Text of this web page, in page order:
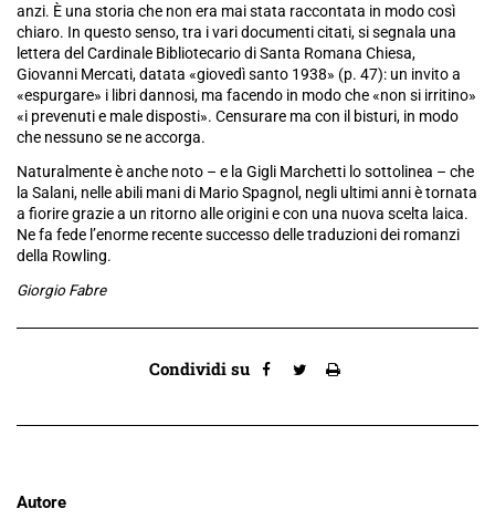
Autore
Condividi su
anzi. È una storia che non era mai stata raccontata in modo così
chiaro. In questo senso, tra i vari documenti citati, si segnala una
lettera del Cardinale Bibliotecario di Santa Romana Chiesa,
Giovanni Mercati, datata «giovedì santo 1938» (p. 47): un invito a
«espurgare» i libri dannosi, ma facendo in modo che «non si irritino»
«i prevenuti e male disposti». Censurare ma con il bisturi, in modo
che nessuno se ne accorga.
Naturalmente è anche noto – e la Gigli Marchetti lo sottolinea – che
la Salani, nelle abili mani di Mario Spagnol, negli ultimi anni è tornata
a fiorire grazie a un ritorno alle origini e con una nuova scelta laica.
Ne fa fede l’enorme recente successo delle traduzioni dei romanzi
della Rowling.
Giorgio Fabre